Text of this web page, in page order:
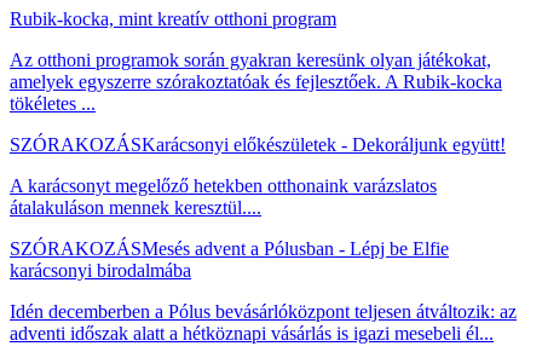
Rubik-kocka, mint kreatív otthoni program
Az otthoni programok során gyakran keresünk olyan játékokat,
amelyek egyszerre szórakoztatóak és fejlesztőek. A Rubik-kocka
tökéletes ...
SZÓRAKOZÁSKarácsonyi előkészületek - Dekoráljunk együtt!
A karácsonyt megelőző hetekben otthonaink varázslatos
átalakuláson mennek keresztül....
SZÓRAKOZÁSMesés advent a Pólusban - Lépj be Elfie
karácsonyi birodalmába
Idén decemberben a Pólus bevásárlóközpont teljesen átváltozik: az
adventi időszak alatt a hétköznapi vásárlás is igazi mesebeli él...